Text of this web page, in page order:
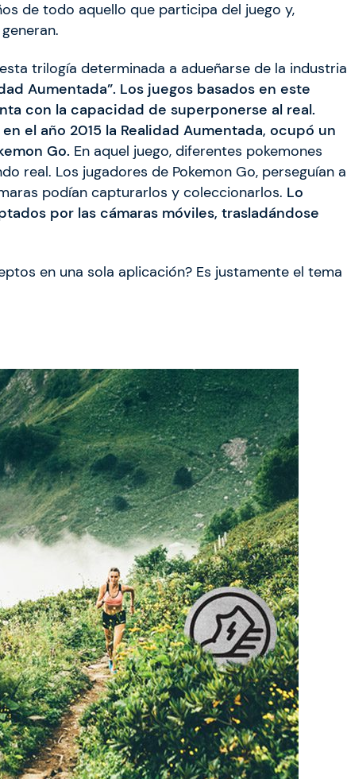
de todo aquello que participa del juego y,
trilogía determinada a adueñarse de la industria
Aumentada”. Los juegos basados en este
con la capacidad de superponerse al real.
el año 2015 la Realidad Aumentada, ocupó un
Go. En aquel juego, diferentes pokemones
real. Los jugadores de Pokemon Go, perseguían a
podían capturarlos y coleccionarlos. Lo
por las cámaras móviles, trasladándose
en una sola aplicación? Es justamente el tema